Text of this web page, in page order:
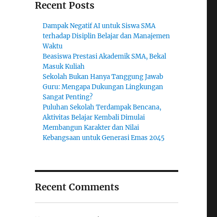
Recent Posts
Dampak Negatif AI untuk Siswa SMA
terhadap Disiplin Belajar dan Manajemen
Waktu
Beasiswa Prestasi Akademik SMA, Bekal
Masuk Kuliah
Sekolah Bukan Hanya Tanggung Jawab
Guru: Mengapa Dukungan Lingkungan
Sangat Penting?
Puluhan Sekolah Terdampak Bencana,
Aktivitas Belajar Kembali Dimulai
Membangun Karakter dan Nilai
Kebangsaan untuk Generasi Emas 2045
Recent Comments